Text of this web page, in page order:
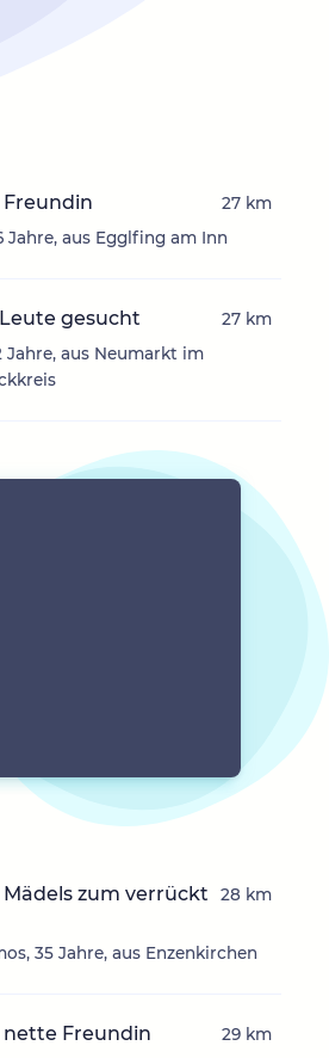
Freundin
Jahre, aus Egglfing am Inn
27 km
gesucht
Jahre, aus Neumarkt im
27 km
Mädels zum verrückt
35 Jahre, aus Enzenkirchen
28 km
nette Freundin 29 km